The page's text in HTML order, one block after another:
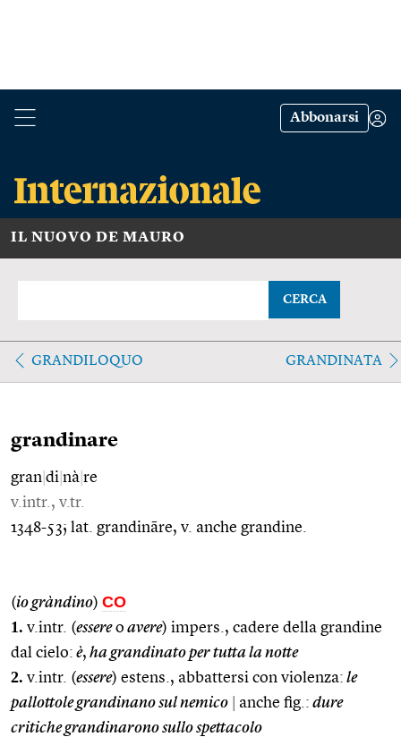
Abbonarsi
IL NUOVO DE MAURO
CERCA
GRANDILOQUO GRANDINATA
grandinare
gran di nà re
v.intr., v.tr.
1348-53; lat. grandināre, v. anche grandine.
(io gràndino) CO
1. v.intr. (essereo avere) impers., cadere della grandine
dal cielo: è, ha grandinato per tutta la notte
2. v.intr. (essere) estens., abbattersi con violenza: le
pallottole grandinano sul nemico
anche fig.: dure
critiche grandinarono sullo spettacolo